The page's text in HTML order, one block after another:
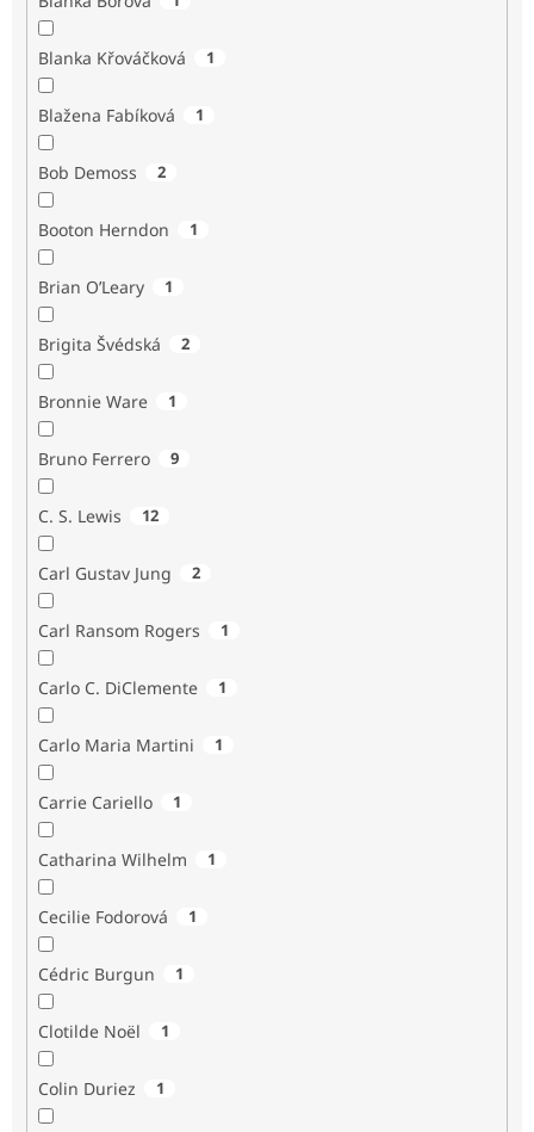
Blanka Křováčková 1
Blažena Fabíková 1
Bob Demoss 2
Booton Herndon 1
Brian O’Leary 1
Brigita Švédská 2
Bronnie Ware 1
Bruno Ferrero 9
C. S. Lewis 12
Carl Gustav Jung 2
Carl Ransom Rogers 1
Carlo C. DiClemente 1
Carlo Maria Martini 1
Carrie Cariello 1
Catharina Wilhelm 1
Cecilie Fodorová 1
Cédric Burgun 1
Clotilde Noël 1
Colin Duriez 1